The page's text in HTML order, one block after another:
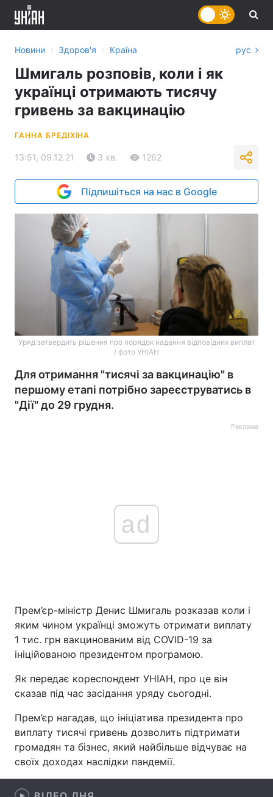
Україна Політика
Економіка Світ
Спорт Наука
Зброя Інциденти
Здоров'я Туризм
Цікавинки
Новини › Здоров'я › Країна рус
Шмигаль розповів, коли і як
українці отримають тисячу
гривень за вакцинацію
ГАННА БРЕДІХІНА
13:51, 09.12.21 3 хв. 1262
Підпишіться на нас в Google
Уряд затвердить рішення про порядок надання відповідних виплат
/ фото УНІАН
Для отримання "тисячі за вакцинацію" в
першому етапі потрібно зареєструватись в
"Дії" до 29 грудня.
Реклама
ad
Прем’єр-міністр Денис Шмигаль розказав коли і
яким чином українці зможуть отримати виплату
1 тис. грн вакцинованим від COVID-19 за
ініційованою президентом програмою.
Як передає кореспондент УНІАН, про це він
сказав під час засідання уряду сьогодні.
Прем’єр нагадав, що ініціатива президента про
виплату тисячі гривень дозволить підтримати
громадян та бізнес, який найбільше відчуває на
своїх доходах наслідки пандемії.